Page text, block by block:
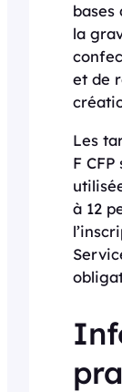
bases
la
et de
Les
F
à 12